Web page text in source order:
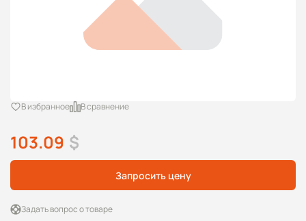
В избранное В сравнение
103.09 $
Запросить цену
Задать вопрос о товаре